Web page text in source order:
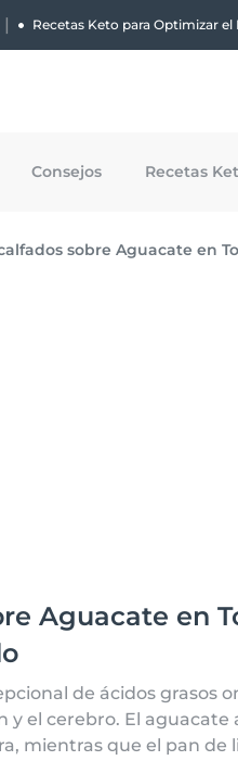
| Recetas Keto para Optimizar
Consejos Recetas
sobre Aguacate en
Aguacate en
de ácidos grasos
y el cerebro. El aguacate
mientras que el pan de